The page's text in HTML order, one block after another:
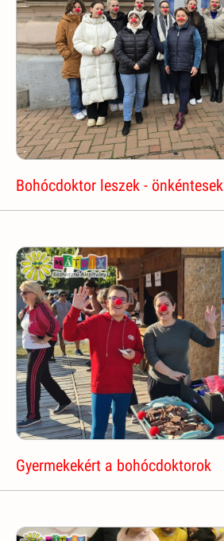
Bohócdoktor leszek - önkéntesek
Gyermekekért a bohócdoktorok